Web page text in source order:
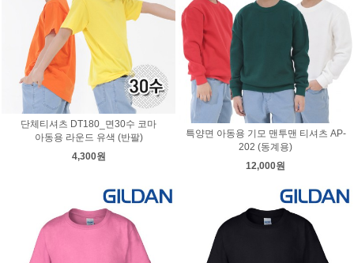
단체티셔츠 DT180_면30수 코마
아동용 라운드 유색 (반팔)
4,300원
특양면 아동용 기모 맨투맨 티셔츠 AP-
202 (동계용)
12,000원